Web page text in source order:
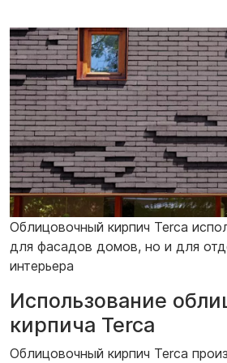
Облицовочный кирпич Terca
для фасадов домов, но и для
интерьера
Использование
кирпича Terca
Облицовочный кирпич Terca